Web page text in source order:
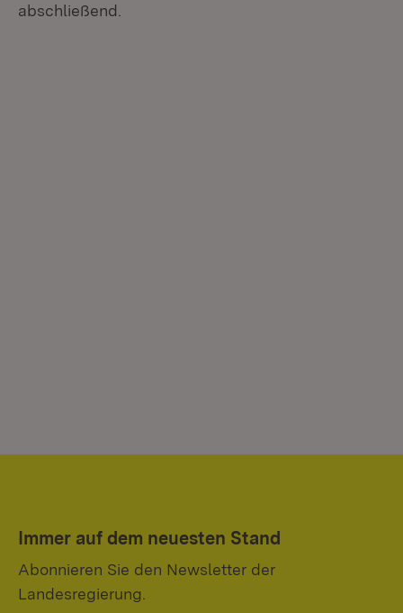
abschließend.
Immer auf dem neuesten Stand
Abonnieren Sie den Newsletter der
Landesregierung.